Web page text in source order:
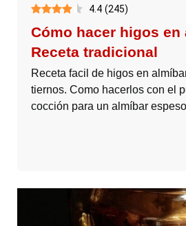
4.4 (245)
Cómo hacer higos en
Receta tradicional
Receta facil de higos en
tiernos. Como hacerlos con el
cocción para un almíbar